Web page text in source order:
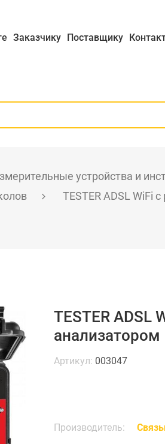
Заказчику Поставщику
устройства и
TESTER ADSL WiFi
TESTER ADSL
анализатором
Артикул: 003047
Производитель: